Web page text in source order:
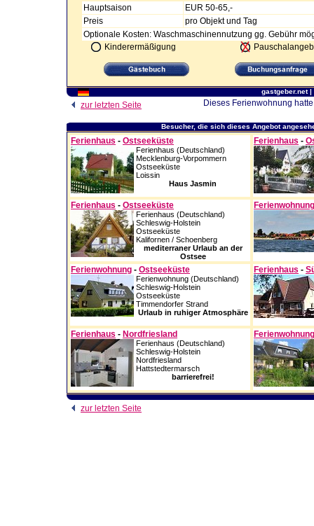
Hauptsaison
EUR 50-65,-
Preis
pro Objekt und Tag
Optionale Kosten: Waschmaschinennutzung gg. Gebühr
Kinderermäßigung
gastgeber.net|
zur letzten Seite Dieses Ferienwohnung
Besucher, die sich dieses Angebot
Ferienhaus - Ostseeküste
Ferienhaus (Deutschland)
Mecklenburg-Vorpommern
Ostseeküste
Loissin
Haus Jasmin
Ferienhaus -
Ferienhaus - Ostseeküste
Ferienhaus (Deutschland)
Schleswig-Holstein
Ostseeküste
Kalifornen / Schoenberg
mediterraner Urlaub an der
Ostsee
Ferienwohnung
Ferienwohnung - Ostseeküste
Ferienwohnung (Deutschland)
Schleswig-Holstein
Ostseeküste
Timmendorfer Strand
Urlaub in ruhiger Atmosphäre
Ferienhaus -
Ferienhaus - Nordfriesland
Ferienhaus (Deutschland)
Schleswig-Holstein
Nordfriesland
Hattstedtermarsch
barrierefrei!
Ferienwohnung
zur letzten Seite